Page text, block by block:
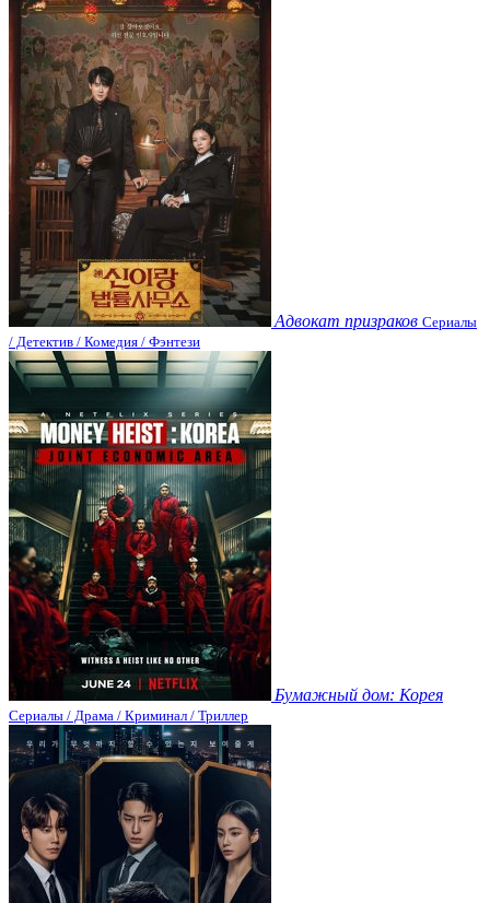
Адвокат призраков Сериалы
/ Детектив / Комедия / Фэнтези
Бумажный дом: Корея
Сериалы / Драма / Криминал / Триллер